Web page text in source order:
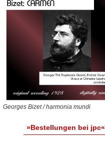
Georges Bizet / harmonia mundi
»Bestellungen bei jpc«